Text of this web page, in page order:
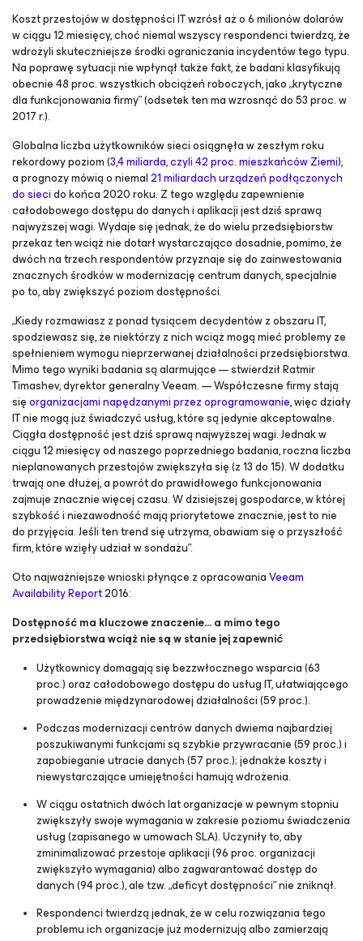
Koszt przestojów w dostępności IT wzrósł aż o 6 milionów dolarów
w ciągu 12 miesięcy, choć niemal wszyscy respondenci twierdzą, że
wdrożyli skuteczniejsze środki ograniczania incydentów tego typu.
Na poprawę sytuacji nie wpłynął także fakt, że badani klasyfikują
obecnie 48 proc. wszystkich obciążeń roboczych, jako „krytyczne
dla funkcjonowania firmy” (odsetek ten ma wzrosnąć do 53 proc. w
2017 r.).
Globalna liczba użytkowników sieci osiągnęła w zeszłym roku
rekordowy poziom (3,4 miliarda, czyli 42 proc. mieszkańców Ziemi),
a prognozy mówią o niemal21 miliardach urządzeń podłączonych
do siecido końca 2020 roku. Z tego względu zapewnienie
całodobowego dostępu do danych i aplikacji jest dziś sprawą
najwyższej wagi. Wydaje się jednak, że do wielu przedsiębiorstw
przekaz ten wciąż nie dotarł wystarczająco dosadnie, pomimo, że
dwóch na trzech respondentów przyznaje się do zainwestowania
znacznych środków w modernizację centrum danych, specjalnie
po to, aby zwiększyć poziom dostępności.
„Kiedy rozmawiasz z ponad tysiącem decydentów z obszaru IT,
spodziewasz się, że niektórzy z nich wciąż mogą mieć problemy ze
spełnieniem wymogu nieprzerwanej działalności przedsiębiorstwa.
Mimo tego wyniki badania są alarmujące — stwierdził Ratmir
Timashev, dyrektor generalny Veeam. — Współczesne firmy stają
sięorganizacjami napędzanymi przez oprogramowanie, więc działy
IT nie mogą już świadczyć usług, które są jedynieakceptowalne.
Ciągła dostępność jest dziś sprawą najwyższej wagi. Jednak w
ciągu 12 miesięcy od naszego poprzedniego badania, roczna liczba
nieplanowanych przestojów zwiększyła się (z 13 do 15). W dodatku
trwają one dłużej, a powrót do prawidłowego funkcjonowania
zajmuje znacznie więcej czasu. W dzisiejszej gospodarce, w której
szybkość i niezawodność mają priorytetowe znacznie, jest to nie
do przyjęcia. Jeśli ten trend się utrzyma, obawiam się o przyszłość
firm, które wzięły udział w sondażu”.
Oto najważniejsze wnioski płynące z opracowaniaVeeam
Availability Report2016:
Dostępność ma kluczowe znaczenie… a mimo tego
przedsiębiorstwa wciąż nie są w stanie jej zapewnić
Użytkownicy domagają się bezzwłocznego wsparcia (63
proc.) oraz całodobowego dostępu do usług IT, ułatwiającego
prowadzenie międzynarodowej działalności (59 proc.).
Podczas modernizacji centrów danych dwiema najbardziej
poszukiwanymi funkcjami są szybkie przywracanie (59 proc.) i
zapobieganie utracie danych (57 proc.); jednakże koszty i
niewystarczające umiejętności hamują wdrożenia.
W ciągu ostatnich dwóch lat organizacje w pewnym stopniu
zwiększyły swoje wymagania w zakresie poziomu świadczenia
usług (zapisanego w umowach SLA). Uczyniły to, aby
zminimalizować przestoje aplikacji (96 proc. organizacji
zwiększyło wymagania) albo zagwarantować dostęp do
danych (94 proc.), ale tzw. „deficyt dostępności” nie zniknął.
Respondenci twierdzą jednak, że w celu rozwiązania tego
problemu ich organizacje już modernizują albo zamierzają